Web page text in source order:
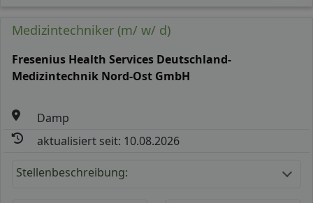
Medizintechniker (m/ w/ d)
Fresenius Health Services Deutschland-
Medizintechnik Nord-Ost GmbH
Damp
aktualisiert seit: 10.08.2026
Stellenbeschreibung: